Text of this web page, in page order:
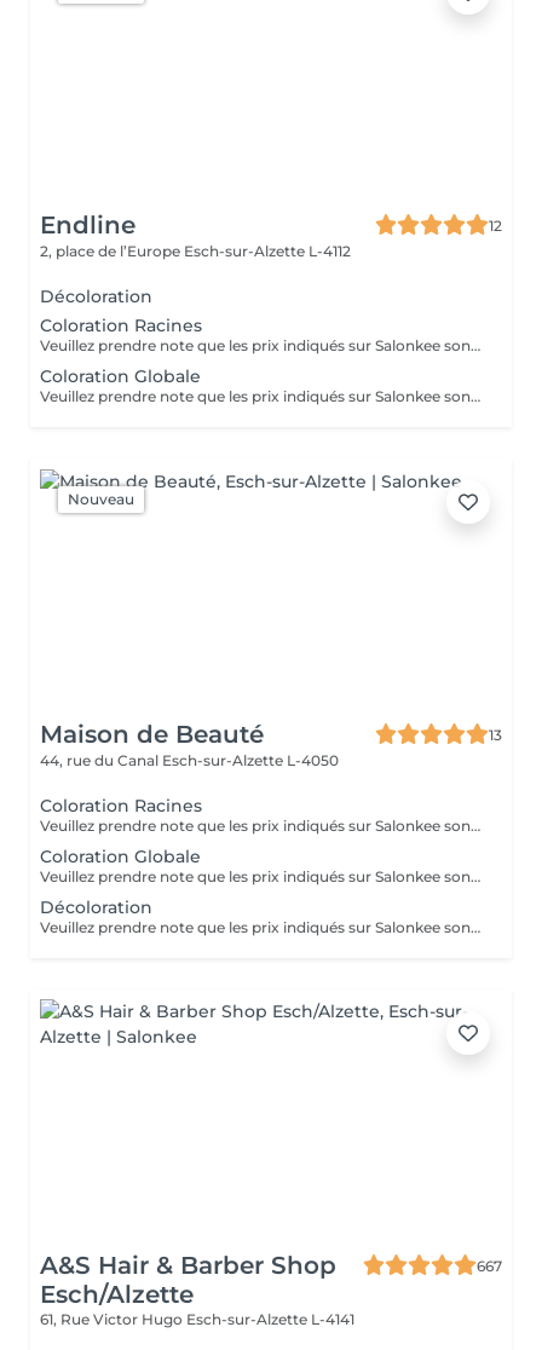
Endline
12
2, place de l’Europe Esch-sur-Alzette L-4112
Décoloration
Coloration Racines
Veuillez prendre note que les prix indiqués sur Salonkee sont communiqués à titre informatif et s'entendent de base. Ces derniers sont susceptibles de varier selon le diagnostic réalisé à votre arrivée au salon et l'expertise du professionnel à qui vous confiez votre beauté. Dans tous les cas, un devis précis vous sera proposé et toutes réalisations de prestations seront effectuées avec votre accord. Un grand merci d'avance pour votre compréhension. Au plaisir de vous recevoir très vite.
Coloration Globale
Veuillez prendre note que les prix indiqués sur Salonkee sont communiqués à titre informatif et s'entendent de base. Ces derniers sont susceptibles de varier selon le diagnostic réalisé à votre arrivée au salon et l'expertise du professionnel à qui vous confiez votre beauté. Dans tous les cas, un devis précis vous sera proposé et toutes réalisations de prestations seront effectuées avec votre accord. Un grand merci d'avance pour votre compréhension. Au plaisir de vous recevoir très vite.
Nouveau
Maison de Beauté
13
44, rue du Canal Esch-sur-Alzette L-4050
Coloration Racines
Veuillez prendre note que les prix indiqués sur Salonkee sont communiqués à titre informatif et s'entendent de base. Ces derniers sont susceptibles de varier selon le diagnostic réalisé à votre arrivée au salon et l'expertise du professionnel à qui vous confiez votre beauté. Dans tous les cas, un devis précis vous sera proposé et toutes réalisations de prestations seront effectuées avec votre accord. Un grand merci d'avance pour votre compréhension. Au plaisir de vous recevoir très vite.
Coloration Globale
Veuillez prendre note que les prix indiqués sur Salonkee sont communiqués à titre informatif et s'entendent de base. Ces derniers sont susceptibles de varier selon le diagnostic réalisé à votre arrivée au salon et l'expertise du professionnel à qui vous confiez votre beauté. Dans tous les cas, un devis précis vous sera proposé et toutes réalisations de prestations seront effectuées avec votre accord. Un grand merci d'avance pour votre compréhension. Au plaisir de vous recevoir très vite.
Décoloration
Veuillez prendre note que les prix indiqués sur Salonkee sont communiqués à titre informatif et s'entendent de base. Ces derniers sont susceptibles de varier selon le diagnostic réalisé à votre arrivée au salon et l'expertise du professionnel à qui vous confiez votre beauté. Dans tous les cas, un devis précis vous sera proposé et toutes réalisations de prestations seront effectuées avec votre accord. Un grand merci d'avance pour votre compréhension. Au plaisir de vous recevoir très vite.
A&S Hair & Barber Shop
Esch/Alzette
667
61, Rue Victor Hugo Esch-sur-Alzette L-4141